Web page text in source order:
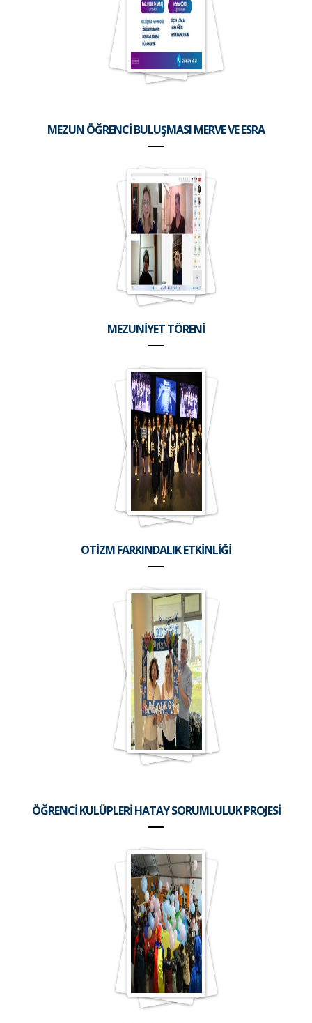
MEZUN ÖĞRENCİ BULUŞMASI MERVE VE ESRA
MEZUNİYET TÖRENİ
OTİZM FARKINDALIK ETKİNLİĞİ
ÖĞRENCİ KULÜPLERİ HATAY SORUMLULUK PROJESİ